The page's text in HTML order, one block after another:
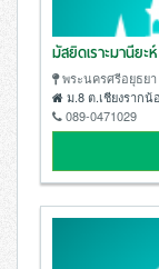
มัสยิดเราะมานียะห์
พระนครศรีอยุธยา
ม.8 ต.เชียงราก
089-0471029